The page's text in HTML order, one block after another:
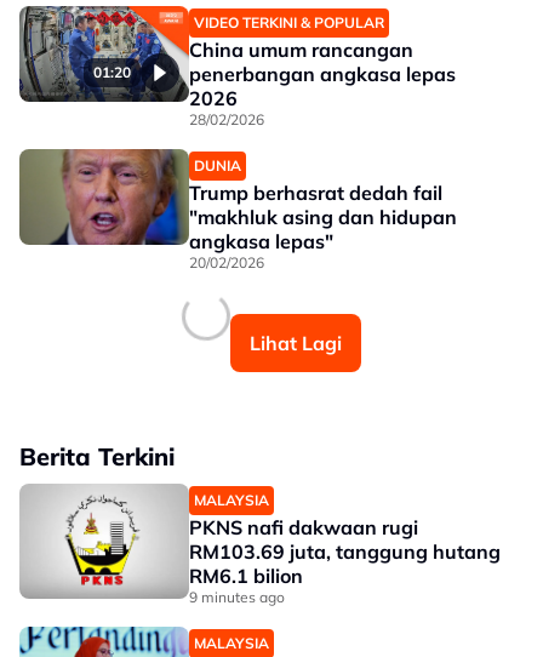
01:20
VIDEO TERKINI & POPULAR
China umum rancangan
penerbangan angkasa lepas
2026
28/02/2026
DUNIA
Trump berhasrat dedah fail
"makhluk asing dan hidupan
angkasa lepas"
20/02/2026
Lihat Lagi
Berita Terkini
MALAYSIA
PKNS nafi dakwaan rugi
RM103.69 juta, tanggung hutang
RM6.1 bilion
9 minutes ago
MALAYSIA